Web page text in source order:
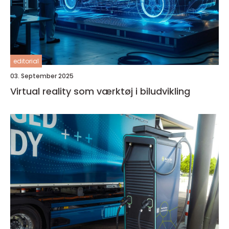
editorial
03. September 2025
Virtual reality som værktøj i biludvikling